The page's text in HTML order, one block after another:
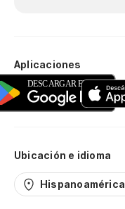
Aplicaciones
Ubicación e idioma
Hispanoamérica